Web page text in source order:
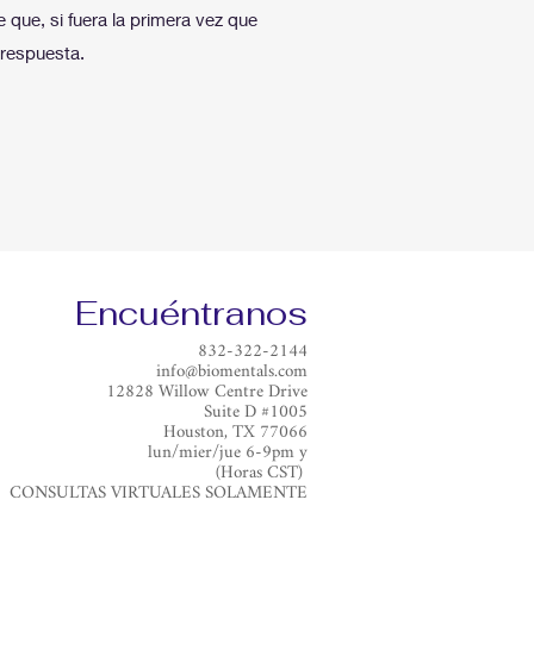
si fuera la primera vez que
Encuéntranos
832-322-2144
info@biomentals.com
12828 Willow Centre Drive
Suite D #1005
Houston, TX 77066​
lun/mier/jue 6-9pm y
(Horas CST)
CONSULTAS VIRTUALES SOLAMENTE